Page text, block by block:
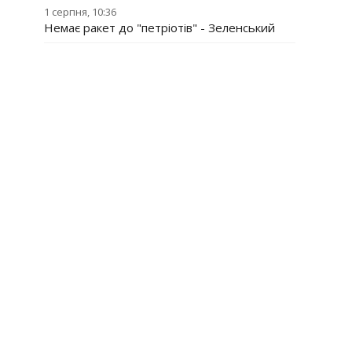
1 серпня, 10:36
Немає ракет до "петріотів" - Зеленський